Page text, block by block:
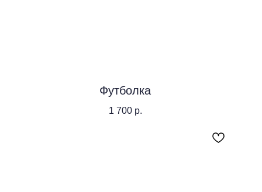
Футболка
1 700 р.